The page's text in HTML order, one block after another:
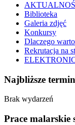
Biblioteka
Galeria zdjęć
Konkursy
Dlaczego
Rekrutacja na
Najbliższe
Brak wydarzeń
Prace